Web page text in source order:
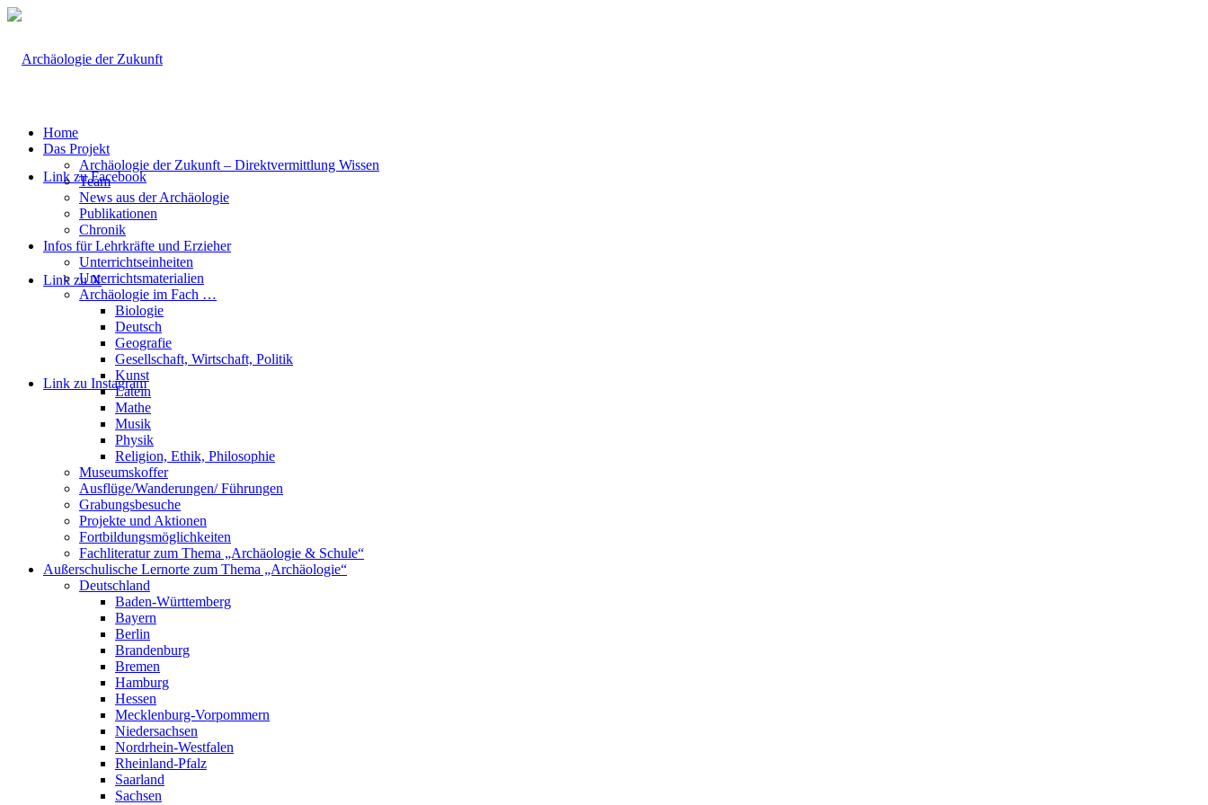
Link zu Facebook
Link zu X
Link zu Instagram
Home
Das Projekt
Archäologie der Zukunft – Direktvermittlung Wissen
Team
News aus der Archäologie
Publikationen
Chronik
Infos für Lehrkräfte und Erzieher
Unterrichtseinheiten
Unterrichtsmaterialien
Archäologie im Fach …
Biologie
Deutsch
Geografie
Gesellschaft, Wirtschaft, Politik
Kunst
Latein
Mathe
Musik
Physik
Religion, Ethik, Philosophie
Museumskoffer
Ausflüge/Wanderungen/ Führungen
Grabungsbesuche
Projekte und Aktionen
Fortbildungsmöglichkeiten
Fachliteratur zum Thema „Archäologie & Schule“
Außerschulische Lernorte zum Thema „Archäologie“
Deutschland
Baden-Württemberg
Bayern
Berlin
Brandenburg
Bremen
Hamburg
Hessen
Mecklenburg-Vorpommern
Niedersachsen
Nordrhein-Westfalen
Rheinland-Pfalz
Saarland
Sachsen